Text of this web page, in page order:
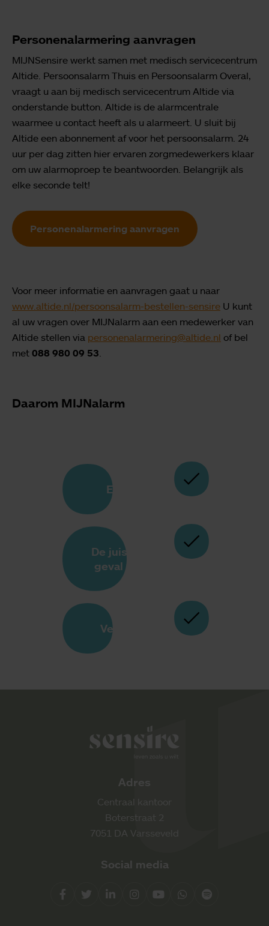
Personenalarmering aanvragen
MIJNSensire werkt samen met medisch servicecentrum
Altide. Persoonsalarm Thuis en Persoonsalarm Overal,
vraagt u aan bij medisch servicecentrum Altide via
onderstande button. Altide is de alarmcentrale
waarmee u contact heeft als u alarmeert. U sluit bij
Altide een abonnement af voor het persoonsalarm. 24
uur per dag zitten hier ervaren zorgmedewerkers klaar
om uw alarmoproep te beantwoorden. Belangrijk als
elke seconde telt!
Personenalarmering aanvragen
Voor meer informatie en aanvragen gaat u naar
www.altide.nl/persoonsalarm-bestellen-sensire U kunt
al uw vragen over MIJNalarm aan een medewerker van
Altide stellen via personenalarmering@altide.nl of bel
met 088 980 09 53.
Daarom MIJNalarm
Eenvoudig
De juiste hulp in
geval van nood
Veilig gevoel
Adres
Centraal kantoor
Boterstraat 2
7051 DA Varsseveld
Social media
FacebookTwitterLinkedInInstagram
YouTubeWhatsapp
Spotify